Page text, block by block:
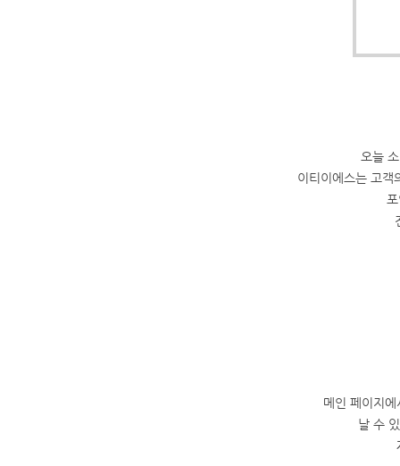
오늘
이티이에스는 고객
메인 페이지
날 수